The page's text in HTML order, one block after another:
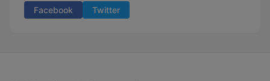
Facebook Twitter